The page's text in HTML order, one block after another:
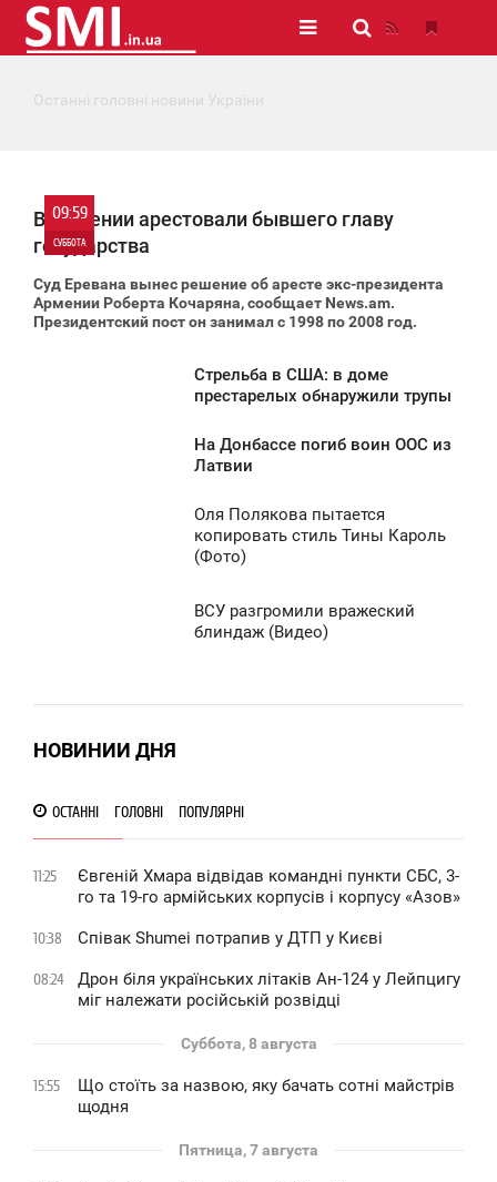
Останні головні новини України
09:59
СУББОТА
0
В Армении арестовали бывшего главу
государства
Суд Еревана вынес решение об аресте экс-президента
Армении Роберта Кочаряна,сообщает News.am.
Президентский пост он занимал с 1998 по 2008 год.
Стрельба в США: в доме
престарелых обнаружили трупы
На Донбассе погиб воин ООС из
Латвии
Оля Полякова пытается
копировать стиль Тины Кароль
(Фото)
ВСУ разгромили вражеский
блиндаж (Видео)
НОВИНИИ ДНЯ
ОСТАННІ ГОЛОВНІ ПОПУЛЯРНІ
11:25
Євгеній Хмара відвідав командні пункти СБС, 3-
го та 19-го армійських корпусів і корпусу «Азов»
10:38 Співак Shumei потрапив у ДТП у Києві
08:24
Дрон біля українських літаків Ан-124 у Лейпцигу
міг належати російській розвідці
Суббота, 8 августа
15:55
Що стоїть за назвою, яку бачать сотні майстрів
щодня
Пятница, 7 августа